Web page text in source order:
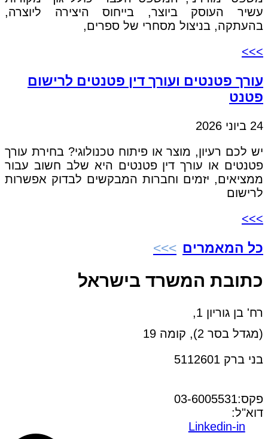
עשיר העוסק ביוצר, בייחוס היצירה ליוצרה,
בהעתקה, בניצול מסחרי של ספרים,
>>>
עורך פטנטים ועורך דין פטנטים לרישום
פטנט
24 ביוני 2026
יש לכם רעיון, מוצר או פיתוח טכנולוגי? בחירת עורך
פטנטים או עורך דין פטנטים היא שלב חשוב עבור
ממציאים, יזמים וחברות המבקשים לבדוק אפשרות
לרישום
>>>
כל המאמרים
כתובת המשרד בישראל
רח' בן גוריון 1,
(מגדל בסר 2), קומה 19
בני ברק 5112601
פקס:03-6005531
דוא"ל:
Linkedin-in